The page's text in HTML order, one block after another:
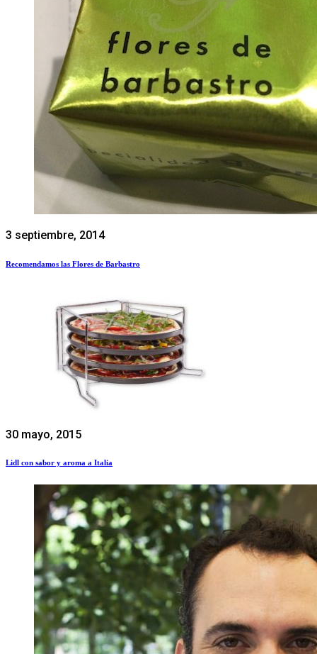
3 septiembre, 2014
Recomendamos las Flores de Barbastro
30 mayo, 2015
Lidl con sabor y aroma a Italia